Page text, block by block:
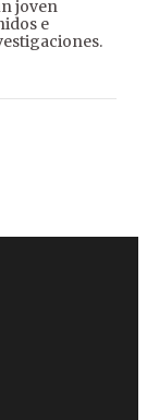
joven
e